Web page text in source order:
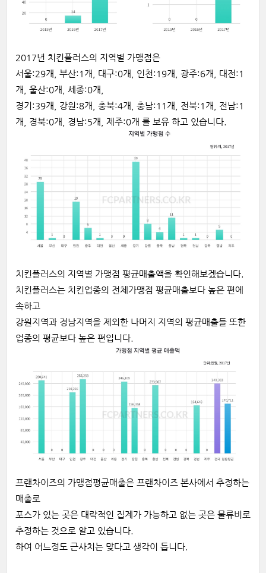
2017년 치킨플러스의 지역별 가맹점은
서울:29개, 부산:1개, 대구:0개, 인천:19개, 광주:6개, 대전:1
개, 울산:0개, 세종:0개,
경기:39개, 강원:8개, 충북:4개, 충남:11개, 전북:1개, 전남:1
개, 경북:0개, 경남:5개, 제주:0개 를 보유 하고 있습니다.
치킨플러스의 지역별 가맹점 평균매출액을 확인해보겠습니다.
치킨플러스는 치킨업종의 전체가맹점 평균매출보다 높은 편에
속하고
강원지역과 경남지역을 제외한 나머지 지역의 평균매출들 또한
업종의 평균보다 높은 편입니다.
프랜차이즈의 가맹점평균매출은 프랜차이즈 본사에서 추정하는
매출로
포스가 있는 곳은 대략적인 집계가 가능하고 없는 곳은 물류비로
추정하는 것으로 알고 있습니다.
하여 어느정도 근사치는 맞다고 생각이 듭니다.